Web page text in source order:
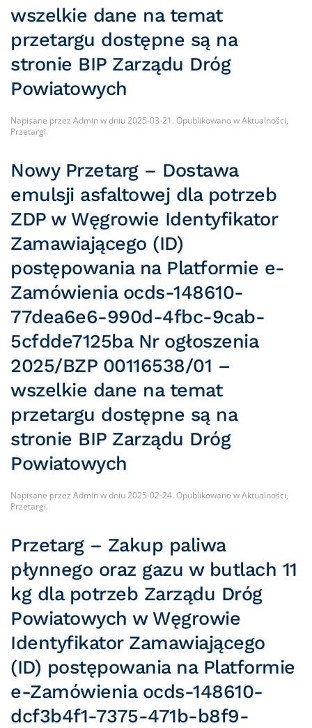
wszelkie dane na temat
przetargu dostępne są na
stronie BIP Zarządu Dróg
Powiatowych
Napisane przez Adminw dniu2025-03-21 . Opublikowano wAktualności,
Przetargi.
Nowy Przetarg – Dostawa
emulsji asfaltowej dla potrzeb
ZDP w Węgrowie Identyfikator
Zamawiającego (ID)
postępowania na Platformie e-
Zamówienia ocds-148610-
77dea6e6-990d-4fbc-9cab-
5cfdde7125ba Nr ogłoszenia
2025/BZP 00116538/01 –
wszelkie dane na temat
przetargu dostępne są na
stronie BIP Zarządu Dróg
Powiatowych
Napisane przez Adminw dniu2025-02-24. Opublikowano wAktualności,
Przetargi.
Przetarg – Zakup paliwa
płynnego oraz gazu w butlach 11
kg dla potrzeb Zarządu Dróg
Powiatowych w Węgrowie
Identyfikator Zamawiającego
(ID) postępowania na Platformie
e-Zamówienia ocds-148610-
dcf3b4f1-7375-471b-b8f9-